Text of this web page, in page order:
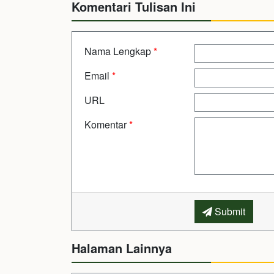
Komentari Tulisan Ini
Nama Lengkap*
Email *
URL
Komentar*
Submit
Halaman Lainnya